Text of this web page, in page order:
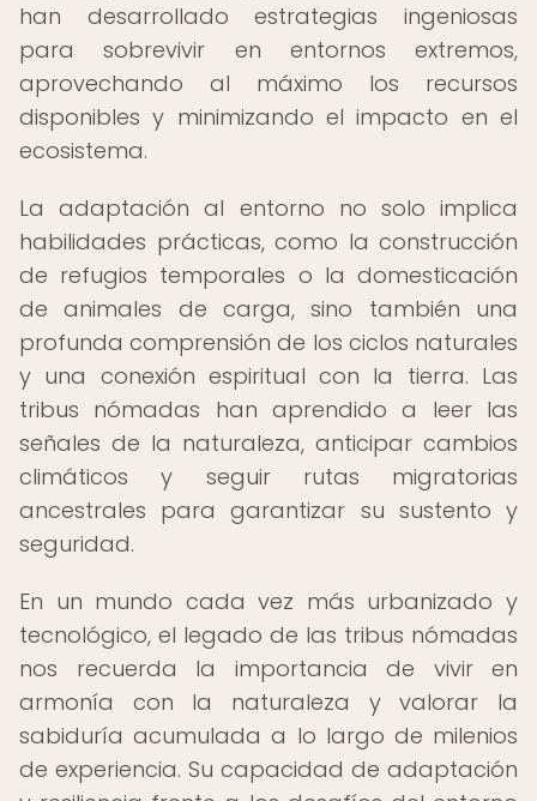
han desarrollado estrategias ingeniosas
para sobrevivir en entornos extremos,
aprovechando al máximo los recursos
disponibles y minimizando el impacto en el
ecosistema.
La adaptación al entorno no solo implica
habilidades prácticas, como la construcción
de refugios temporales o la domesticación
de animales de carga, sino también una
profunda comprensión de los ciclos naturales
y una conexión espiritual con la tierra. Las
tribus nómadas han aprendido a leer las
señales de la naturaleza, anticipar cambios
climáticos y seguir rutas migratorias
ancestrales para garantizar su sustento y
seguridad.
En un mundo cada vez más urbanizado y
tecnológico, el legado de las tribus nómadas
nos recuerda la importancia de vivir en
armonía con la naturaleza y valorar la
sabiduría acumulada a lo largo de milenios
de experiencia. Su capacidad de adaptación